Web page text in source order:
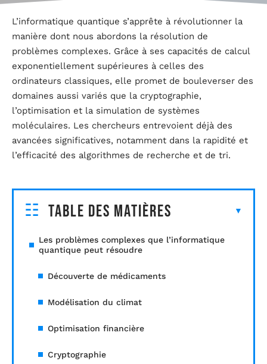
L’informatique quantique s’apprête à révolutionner la
manière dont nous abordons la résolution de
problèmes complexes. Grâce à ses capacités de calcul
exponentiellement supérieures à celles des
ordinateurs classiques, elle promet de bouleverser des
domaines aussi variés que la cryptographie,
l’optimisation et la simulation de systèmes
moléculaires. Les chercheurs entrevoient déjà des
avancées significatives, notamment dans la rapidité et
l’efficacité des algorithmes de recherche et de tri.
Table des matières
Les problèmes complexes que l’informatique
quantique peut résoudre
Découverte de médicaments
Modélisation du climat
Optimisation financière
Cryptographie